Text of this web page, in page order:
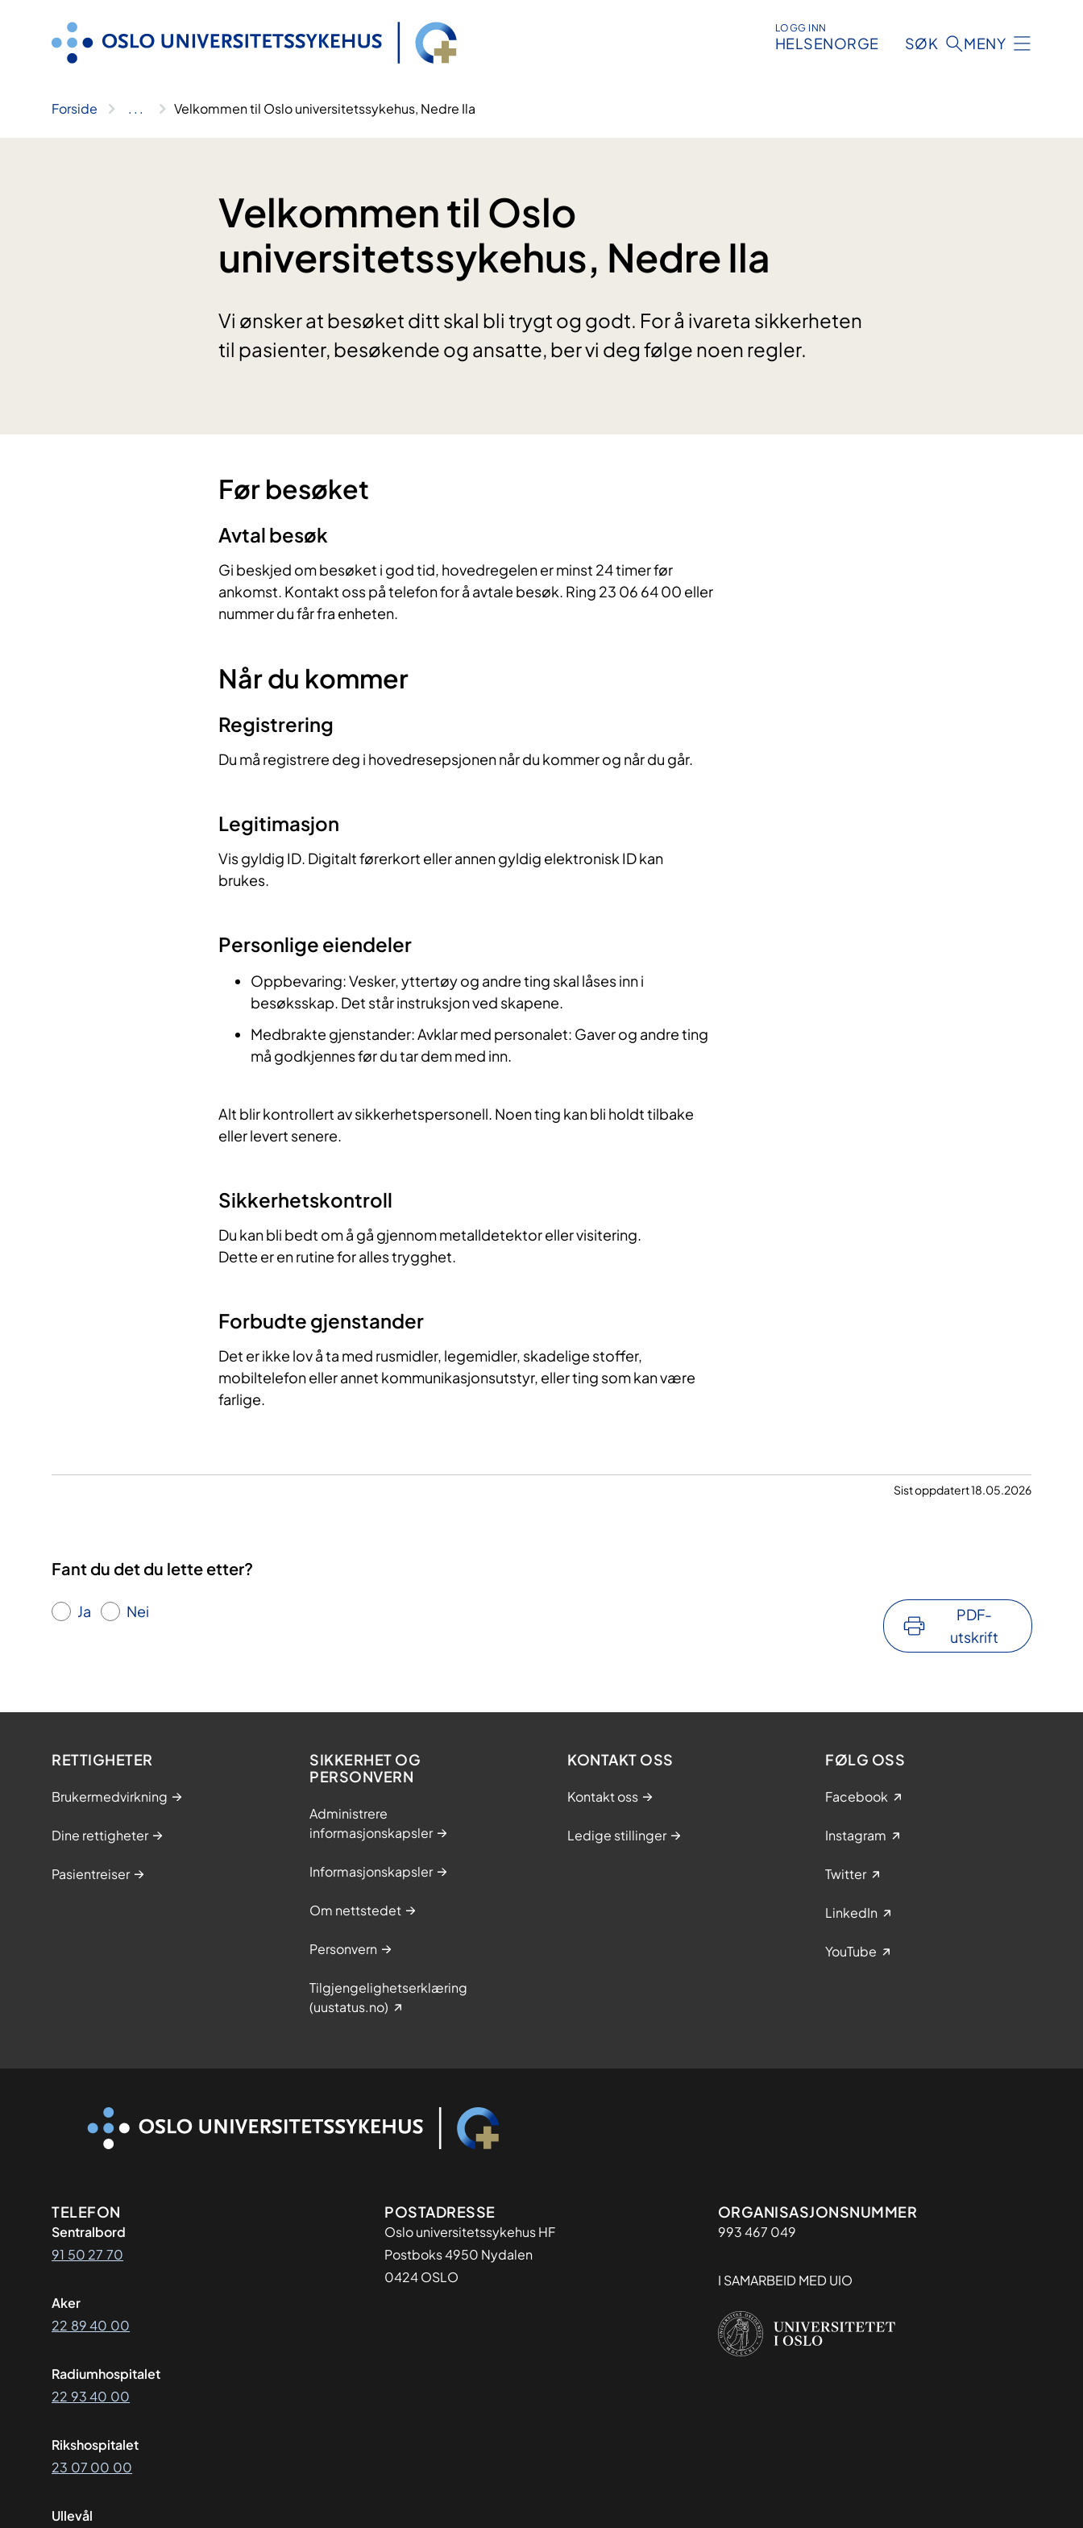
LOGG INN
HELSENORGE SØK MENY
Forside .. . Velkommen til Oslo universitetssykehus, Nedre Ila
Velkommen til Oslo
universitetssykehus, Nedre Ila
Vi ønsker at besøket ditt skal bli trygt og godt. For å ivareta sikkerheten
til pasienter, besøkende og ansatte, ber vi deg følge noen regler.
Før besøket
Avtal besøk
Gi beskjed om besøket i god tid, hovedregelen er minst 24 timer før
ankomst. Kontakt oss på telefon for å avtale besøk. Ring 23 06 64 00 eller
nummer du får fra enheten.
Når du kommer
Registrering
Du må registrere deg i hovedresepsjonen når du kommer og når du går.
Legitimasjon
Vis gyldig ID. Digitalt førerkort eller annen gyldig elektronisk ID kan
brukes.
Personlige eiendeler
Oppbevaring: Vesker, yttertøy og andre ting skal låses inn i
besøksskap. Det står instruksjon ved skapene.
Medbrakte gjenstander: Avklar med personalet: Gaver og andre ting
må godkjennes før du tar dem med inn.
Alt blir kontrollert av sikkerhetspersonell. Noen ting kan bli holdt tilbake
eller levert senere.
Sikkerhetskontroll
Du kan bli bedt om å gå gjennom metalldetektor eller visitering.
Dette er en rutine for alles trygghet.
Forbudte gjenstander
Det er ikke lov å ta med rusmidler, legemidler, skadelige stoffer,
mobiltelefon eller annet kommunikasjonsutstyr, eller ting som kan være
farlige.
Sist oppdatert 18.05.2026
Fant du det du lette etter?
Ja Nei
PDF-
utskrift
RETTIGHETER
Brukermedvirkning
Dine rettigheter
Pasientreiser
SIKKERHET OG
PERSONVERN
Administrere
informasjonskapsler
Informasjonskapsler
Om nettstedet
Personvern
Tilgjengelighetserklæring
(uustatus.no)
KONTAKT OSS
Kontakt oss
Ledige stillinger
FØLG OSS
Facebook
Instagram
Twitter
LinkedIn
YouTube
Kontaktinformasjon
TELEFON
Sentralbord
91 50 27 70
Aker
22 89 40 00
Radiumhospitalet
22 93 40 00
Rikshospitalet
23 07 00 00
Ullevål
Adresse
POSTADRESSE
Oslo universitetssykehus HF
Postboks 4950 Nydalen
0424 OSLO
Organisasjon
ORGANISASJONSNUMMER
993 467 049
I SAMARBEID MED UIO